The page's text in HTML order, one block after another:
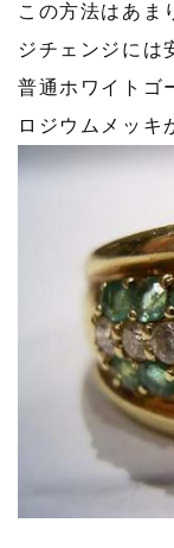
この方法はあま
ジチェンジには
普通ホワイトゴ
ロジウムメッキ